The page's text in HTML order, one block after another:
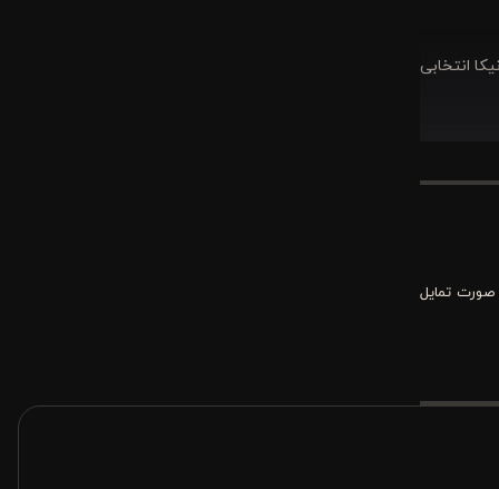
انتخابی
بزند.
چاقو و
می‌دهد تا
صورت تمایل